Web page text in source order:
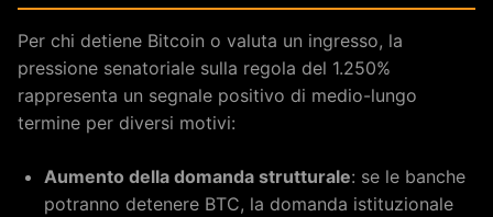
Per chi detiene Bitcoin o valuta un ingresso, la
pressione senatoriale sulla regola del 1.250%
rappresenta un segnale positivo di medio-lungo
termine per diversi motivi:
Aumento della domanda strutturale: se le banche
potranno detenere BTC, la domanda istituzionale